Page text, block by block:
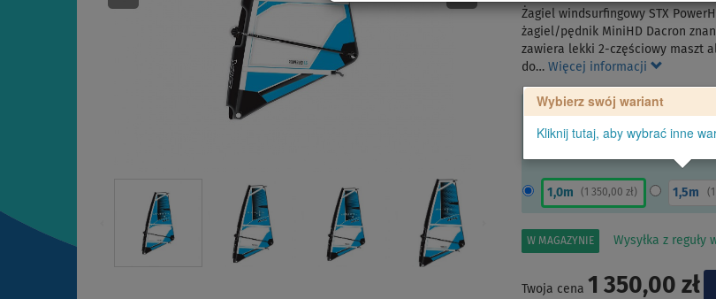
Żagiel windsurfingowy STX
żagiel/pędnik MiniHD Dacron
zawiera lekki 2-częściowy maszt
do… Więcej informacji
Wybierz swój wariant
Kliknij tutaj, aby wybrać inne
1,0m ( 1 350,00 zł) 1,5m (
W MAGAZYNIE Wysyłka z reguły
Twoja cena 1 350,00 zł